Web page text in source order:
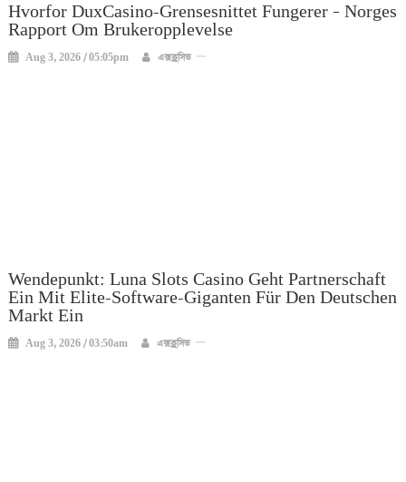
Hvorfor DuxCasino-Grensesnittet Fungerer – Norges
Rapport Om Brukeropplevelse
Aug 3, 2026 / 05:05pm এক্সক্লুসিভ
Wendepunkt: Luna Slots Casino Geht Partnerschaft
Ein Mit Elite-Software-Giganten Für Den Deutschen
Markt Ein
Aug 3, 2026 / 03:50am এক্সক্লুসিভ